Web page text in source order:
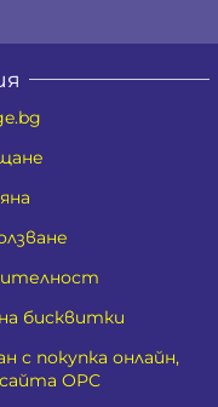
бисквитки
с покупка онлайн,
ОРС